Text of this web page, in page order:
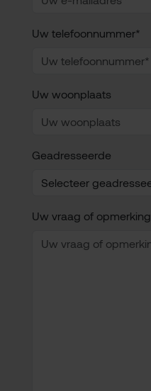
Uw telefoonnummer*
Uw woonplaats
Geadresseerde
Uw vraag of opmerking